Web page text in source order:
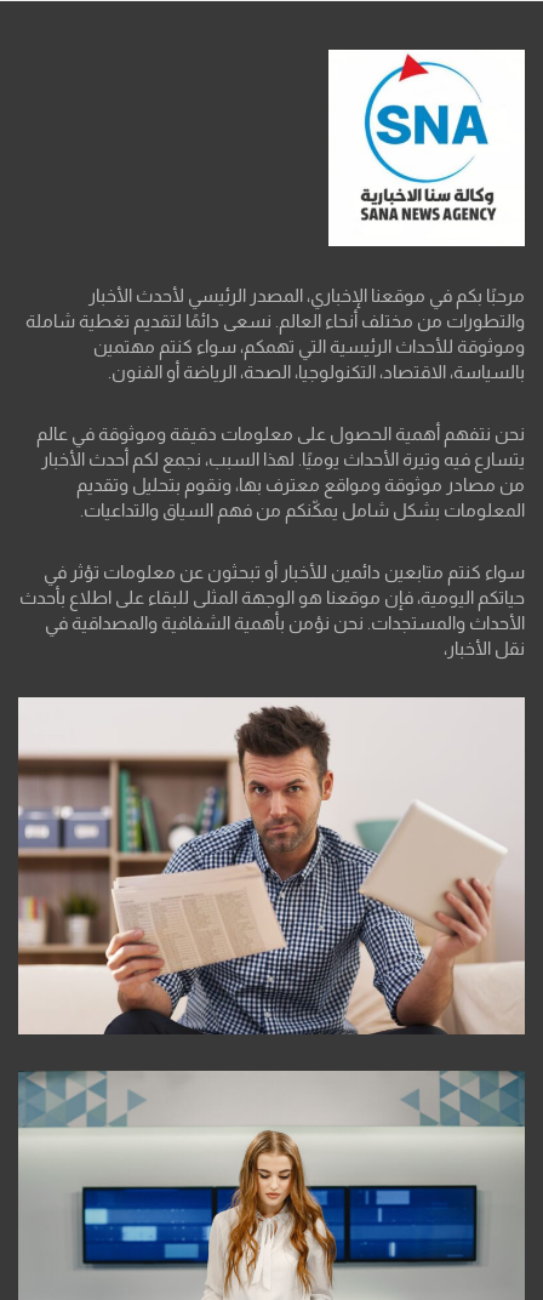
مرحبًا بكم في موقعنا الإخباري، المصدر الرئيسي لأحدث الأخبار
والتطورات من مختلف أنحاء العالم. نسعى دائمًا لتقديم تغطية شاملة
وموثوقة للأحداث الرئيسية التي تهمكم، سواء كنتم مهتمين
بالسياسة، الاقتصاد، التكنولوجيا، الصحة، الرياضة أو الفنون.
نحن نتفهم أهمية الحصول على معلومات دقيقة وموثوقة في عالم
يتسارع فيه وتيرة الأحداث يوميًا. لهذا السبب، نجمع لكم أحدث الأخبار
من مصادر موثوقة ومواقع معترف بها، ونقوم بتحليل وتقديم
المعلومات بشكل شامل يمكّنكم من فهم السياق والتداعيات.
سواء كنتم متابعين دائمين للأخبار أو تبحثون عن معلومات تؤثر في
حياتكم اليومية، فإن موقعنا هو الوجهة المثلى للبقاء على اطلاع بأحدث
الأحداث والمستجدات. نحن نؤمن بأهمية الشفافية والمصداقية في
نقل الأخبار،